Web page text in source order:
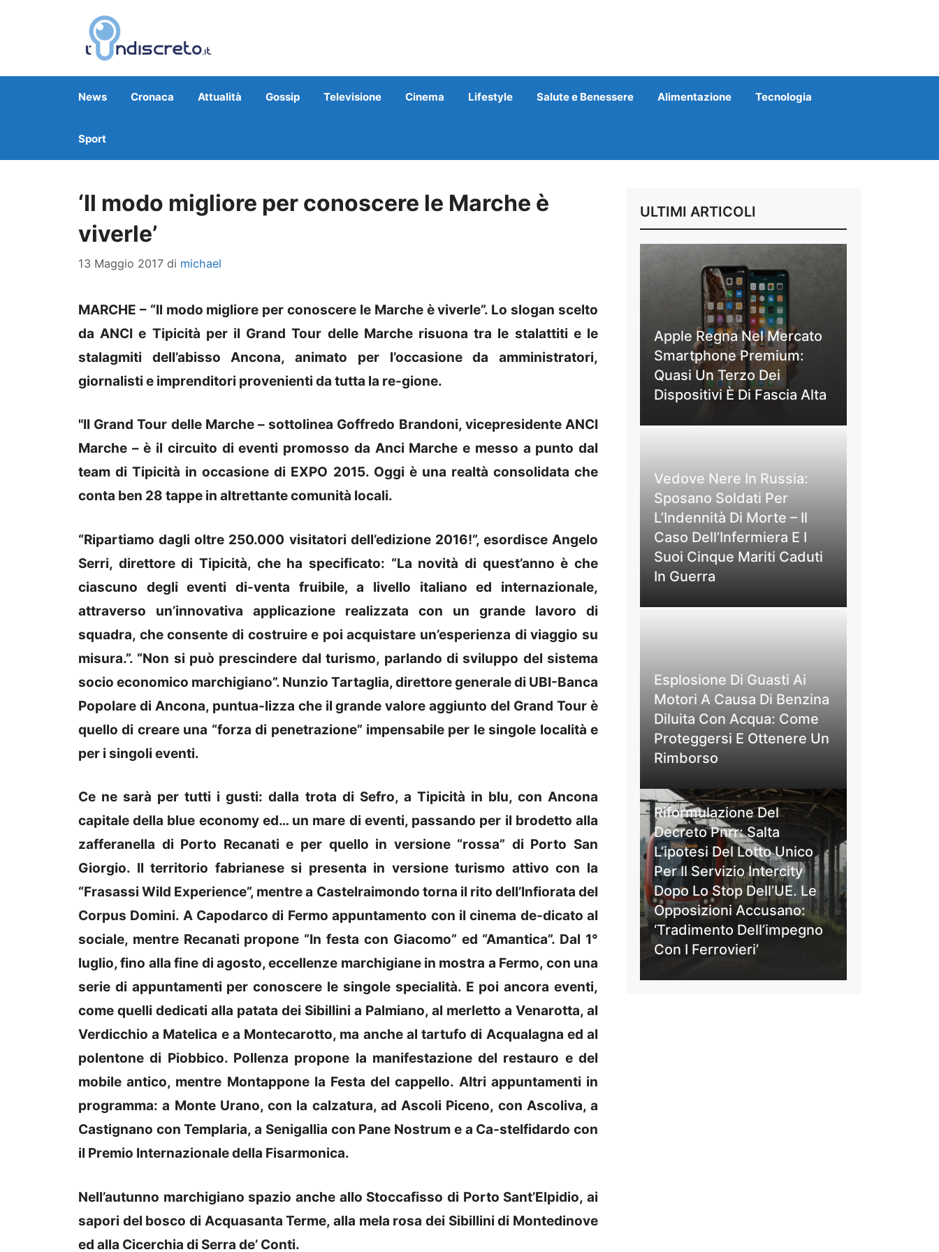
News Cronaca Attualità Gossip Televisione Cinema Lifestyle Salute e Benessere Alimentazione Tecnologia
Sport
‘Il modo migliore per conoscere le Marche è
viverle’
13 Maggio 2017 di michael
MARCHE – “Il modo migliore per conoscere le Marche è viverle”. Lo slogan scelto
da ANCI e Tipicità per il Grand Tour delle Marche risuona tra le stalattiti e le
stalagmiti dell’abisso Ancona, animato per l’occasione da amministratori,
giornalisti e imprenditori provenienti da tutta la re-gione.
"Il Grand Tour delle Marche – sottolinea Goffredo Brandoni, vicepresidente ANCI
Marche – è il circuito di eventi promosso da Anci Marche e messo a punto dal
team di Tipicità in occasione di EXPO 2015. Oggi è una realtà consolidata che
conta ben 28 tappe in altrettante comunità locali.
“Ripartiamo dagli oltre 250.000 visitatori dell’edizione 2016!”, esordisce Angelo
Serri, direttore di Tipicità, che ha specificato: “La novità di quest’anno è che
ciascuno degli eventi di-venta fruibile, a livello italiano ed internazionale,
attraverso un’innovativa applicazione realizzata con un grande lavoro di
squadra, che consente di costruire e poi acquistare un’esperienza di viaggio su
misura.”. “Non si può prescindere dal turismo, parlando di sviluppo del sistema
socio economico marchigiano”. Nunzio Tartaglia, direttore generale di UBI-Banca
Popolare di Ancona, puntua-lizza che il grande valore aggiunto del Grand Tour è
quello di creare una “forza di penetrazione” impensabile per le singole località e
per i singoli eventi.
Ce ne sarà per tutti i gusti: dalla trota di Sefro, a Tipicità in blu, con Ancona
capitale della blue economy ed… un mare di eventi, passando per il brodetto alla
zafferanella di Porto Recanati e per quello in versione “rossa” di Porto San
Giorgio. Il territorio fabrianese si presenta in versione turismo attivo con la
“Frasassi Wild Experience”, mentre a Castelraimondo torna il rito dell’Infiorata del
Corpus Domini. A Capodarco di Fermo appuntamento con il cinema de-dicato al
sociale, mentre Recanati propone “In festa con Giacomo” ed “Amantica”. Dal 1°
luglio, fino alla fine di agosto, eccellenze marchigiane in mostra a Fermo, con una
serie di appuntamenti per conoscere le singole specialità. E poi ancora eventi,
come quelli dedicati alla patata dei Sibillini a Palmiano, al merletto a Venarotta, al
Verdicchio a Matelica e a Montecarotto, ma anche al tartufo di Acqualagna ed al
polentone di Piobbico. Pollenza propone la manifestazione del restauro e del
mobile antico, mentre Montappone la Festa del cappello. Altri appuntamenti in
programma: a Monte Urano, con la calzatura, ad Ascoli Piceno, con Ascoliva, a
Castignano con Templaria, a Senigallia con Pane Nostrum e a Ca-stelfidardo con
il Premio Internazionale della Fisarmonica.
Nell’autunno marchigiano spazio anche allo Stoccafisso di Porto Sant’Elpidio, ai
sapori del bosco di Acquasanta Terme, alla mela rosa dei Sibillini di Montedinove
ed alla Cicerchia di Serra de’ Conti.
ULTIMI ARTICOLI
Apple Regna Nel Mercato
Smartphone Premium:
Quasi Un Terzo Dei
Dispositivi È Di Fascia Alta
Vedove Nere In Russia:
Sposano Soldati Per
L’Indennità Di Morte – Il
Caso Dell’Infermiera E I
Suoi Cinque Mariti Caduti
In Guerra
Esplosione Di Guasti Ai
Motori A Causa Di Benzina
Diluita Con Acqua: Come
Proteggersi E Ottenere Un
Rimborso
Riformulazione Del
Decreto Pnrr: Salta
L’ipotesi Del Lotto Unico
Per Il Servizio Intercity
Dopo Lo Stop Dell’UE. Le
Opposizioni Accusano:
‘Tradimento Dell’impegno
Con I Ferrovieri’